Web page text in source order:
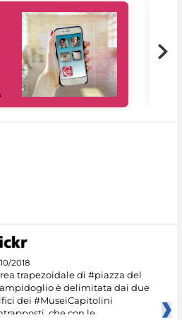
2018
trapezoidale di #piazza del
è delimitata dai due
dei #MuseiCapitolini
che con le